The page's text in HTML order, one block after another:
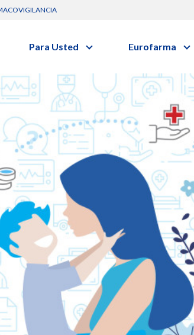
terapéutica.
Para Usted
Artículos
Diccionario de Salud
Videos
Eurofarma
Trabaje Con Nosotros
Certificaciones
Comunicados
Premios y
Programa de Visitas
Dónde Estamos